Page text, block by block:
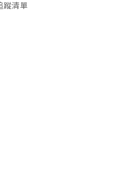
蹤清單